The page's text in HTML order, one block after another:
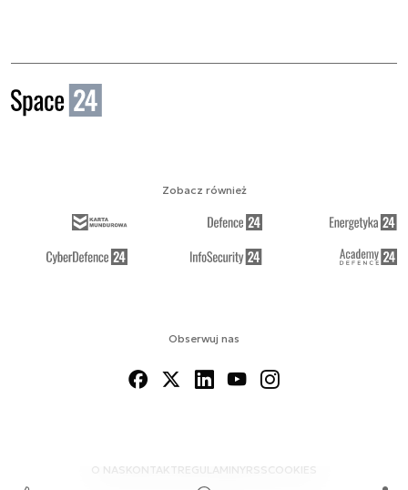
Obserwuj nas
O NAS KONTAKTREGULAMINYRSS COOKIES
Zobacz również